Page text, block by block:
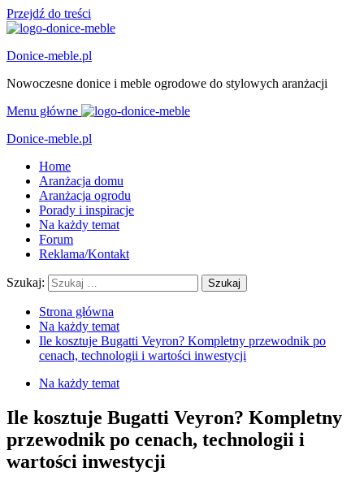
Przejdź do treści
Donice-meble.pl
Nowoczesne donice i meble ogrodowe do stylowych aranżacji
Menu główne
Donice-meble.pl
Home
Aranżacja domu
Aranżacja ogrodu
Porady i inspiracje
Na każdy temat
Forum
Reklama/Kontakt
Szukaj:
Strona główna
Na każdy temat
Ile kosztuje Bugatti Veyron? Kompletny przewodnik po
cenach, technologii i wartości inwestycji
Na każdy temat
Ile kosztuje Bugatti Veyron? Kompletny
przewodnik po cenach, technologii i
wartości inwestycji